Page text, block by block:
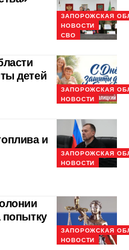
ЗАПОРОЖСКАЯ
НОВОСТИ
СВО
ЗАПОРОЖСКАЯ
НОВОСТИ
детей
ЗАПОРОЖСКАЯ
НОВОСТИ
и
ЗАПОРОЖСКАЯ
НОВОСТИ
попытку